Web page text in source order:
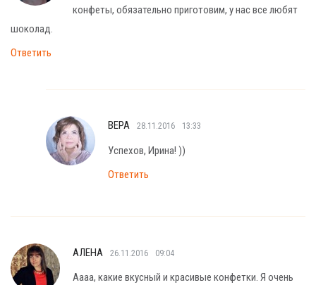
конфеты, обязательно приготовим, у нас все любят
шоколад.
Ответить
ВЕРА 28.11.2016 13:33
Успехов, Ирина! ))
Ответить
АЛЕНА 26.11.2016 09:04
Аааа, какие вкусный и красивые конфетки. Я очень